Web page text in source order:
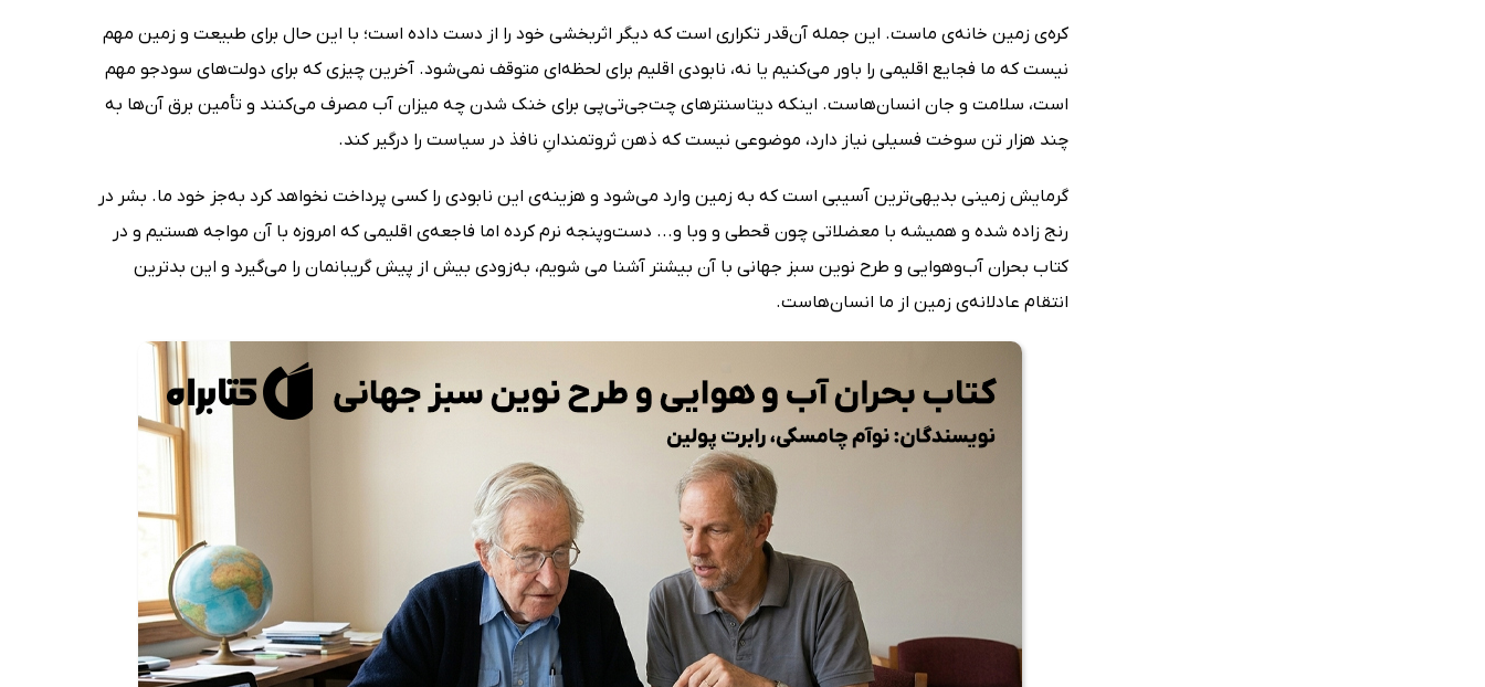
کره‌ی زمین خانه‌ی ماست. این جمله آن‌قدر تکراری است که دیگر اثربخشی خود را از دست داده است؛ با این حال برای طبیعت و زمین مهم
نیست که ما فجایع اقلیمی را باور می‌کنیم یا نه، نابودی اقلیم برای لحظه‌ای متوقف نمی‌شود. آخرین چیزی که برای دولت‌های سودجو مهم
است، سلامت و جان انسان‌هاست. اینکه دیتاسنترهای چت‌جی‌تی‌پی برای خنک شدن چه میزان آب مصرف می‌کنند و تأمین برق آن‌ها به
چند هزار تن سوخت فسیلی نیاز دارد، موضوعی نیست که ذهن ثروتمندانِ نافذ در سیاست را درگیر کند.
گرمایش زمینی بدیهی‌ترین آسیبی است که به زمین وارد می‌شود و هزینه‌ی این نابودی را کسی پرداخت نخواهد کرد به‌جز خود ما. بشر در
رنج زاده شده و همیشه با معضلاتی چون قحطی و وبا و... دست‌وپنجه نرم کرده اما فاجعه‌ی اقلیمی که امروزه با آن مواجه هستیم و در
کتاب بحران آب‌وهوایی و طرح نوین سبز جهانی با آن بیشتر آشنا می شویم، به‌زودی بیش از پیش گریبانمان را می‌گیرد و این بدترین
انتقام عادلانه‌ی زمین از ما انسان‌هاست.